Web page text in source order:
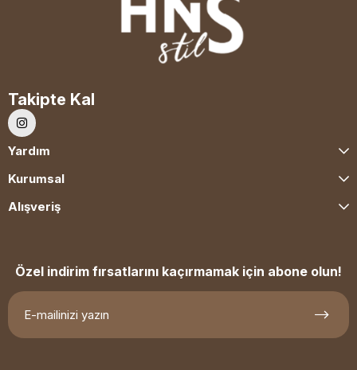
Takipte Kal
Yardım
Kurumsal
Alışveriş
Özel indirim fırsatlarını kaçırmamak için abone olun!